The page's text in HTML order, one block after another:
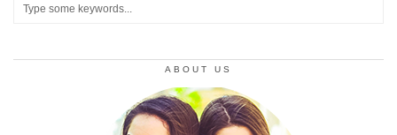
ABOUT US